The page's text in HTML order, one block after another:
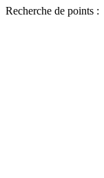
Recherche de points :